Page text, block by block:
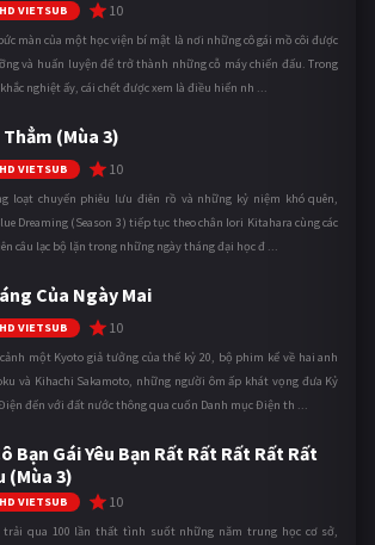
VIETSUB 10
màn của một học viện bí mật là nơi những cô gái mồ côi được
và huấn luyện để trở thành những cỗ máy chiến đấu. Trong
nghiệt ấy, cái chết được xem là điều hiển nh ...
(Mùa 3)
VIETSUB 10
loạt chuyến phiêu lưu điên rồ và những kỷ niệm khó quên,
Dreaming (Season 3) tiếp tục theo chân Iori Kitahara cùng các
câu lạc bộ lặn trong những ngày tháng đại học đ ...
Của Ngày Mai
VIETSUB 10
một Kyoto giả tưởng của thế kỷ 20, bộ phim kể về hai anh
và Kihachi Sakamoto, những người ôm ấp khát vọng đưa Kỷ
đến với đất nước thông qua cuốn Danh mục Điện th ...
Bạn Gái Yêu Bạn Rất Rất Rất Rất Rất
(Mùa 3)
VIETSUB 10
trải qua 100 lần thất tình suốt những năm trung học cơ sở,